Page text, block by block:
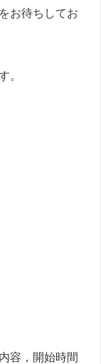
お待ちしてお
。
容，開始時間